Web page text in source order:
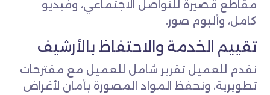
مقاطع قصيرة للتواصل الاجتماعي، وفيديو
كامل، وألبوم صور.
تقييم الخدمة والاحتفاظ بالأرشيف
نقدم للعميل تقرير شامل للعميل مع مقترحات
تطويرية، ونحفظ المواد المصورة بأمان لأغراض